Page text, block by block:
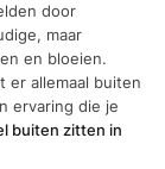
door
maar
en bloeien.
er allemaal buiten
ervaring die je
buiten zitten in